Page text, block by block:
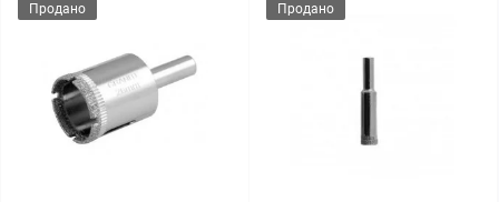
Продано Продано